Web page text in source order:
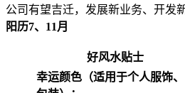
公司有望吉迁，发展新业务、开发
阳历7、11月
好风水贴士
幸运颜色（适用于个人服饰、